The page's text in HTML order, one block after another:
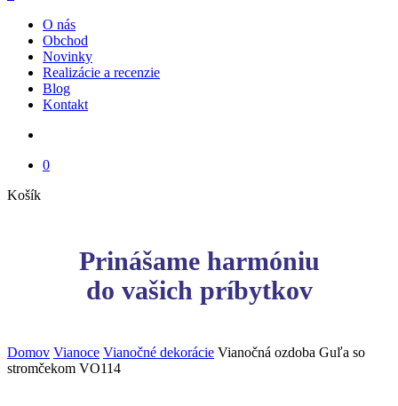
O nás
Obchod
Novinky
Realizácie a recenzie
Blog
Kontakt
0
KošíkClose
Prinášame harmóniu
do vašich príbytkov
Domov Vianoce Vianočné dekorácie Vianočná ozdoba Guľa so
stromčekom VO114